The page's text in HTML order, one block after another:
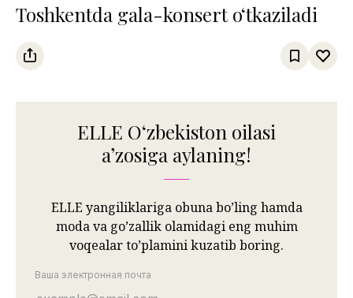
Toshkentda gala-konsert o‘tkaziladi
ELLE Oʻzbekiston oilasi
aʼzosiga aylaning!
ELLE yangiliklariga obuna bo’ling hamda
moda va go’zallik olamidagi eng muhim
voqealar to’plamini kuzatib boring.
Ваша электронная почта